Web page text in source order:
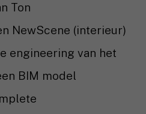
Ton
NewScene (interieur)
engineering van het
BIM model